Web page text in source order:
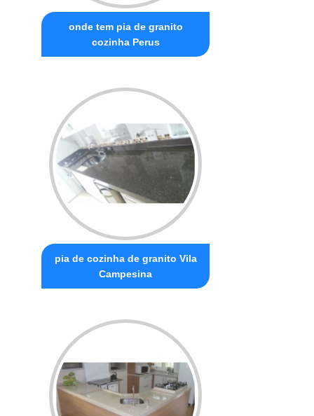
onde tem pia de granito
cozinha Perus
pia de cozinha de granito Vila
Campesina